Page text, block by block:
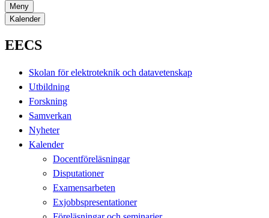
Meny
Kalender
EECS
Skolan för elektroteknik och datavetenskap
Utbildning
Forskning
Samverkan
Nyheter
Kalender
Docentföreläsningar
Disputationer
Examensarbeten
Exjobbspresentationer